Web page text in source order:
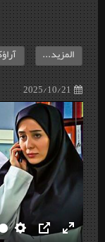
2025/10/21
المزيد...